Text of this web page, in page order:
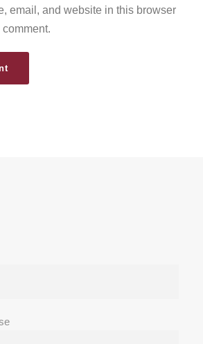
email, and website in this browser